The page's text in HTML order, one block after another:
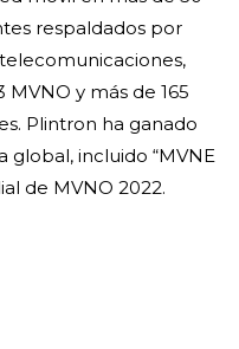
respaldados por
y más de 165
Plintron ha ganado
global, incluido “MVNE
de MVNO 2022.